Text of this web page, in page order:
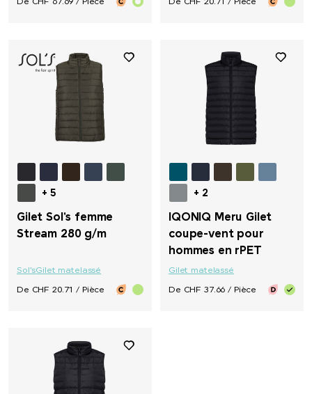
De CHF 67.69 / Pièce De CHF 20.71 / Pièce
+ 5
Gilet Sol's femme
Stream 280 g/m
Sol'sGilet matelassé
De CHF 20.71 / Pièce
+ 2
IQONIQ Meru Gilet
coupe-vent pour
hommes en rPET
Gilet matelassé
De CHF 37.66 / Pièce